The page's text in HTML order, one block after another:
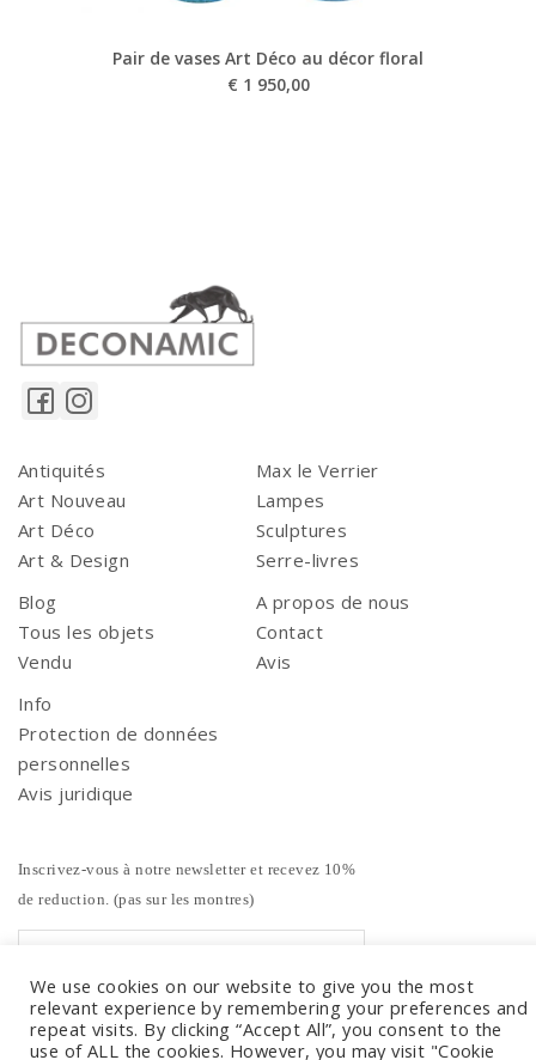
Pair de vases Art Déco au décor floral
€ 1 950,00
Antiquités
Art Nouveau
Art Déco
Art & Design
Max le Verrier
Lampes
Sculptures
Serre-livres
Blog
Tous les objets
Vendu
A propos de nous
Contact
Avis
Info
Protection de données
personnelles
Avis juridique
Inscrivez-vous à notre newsletter et recevez 10%
de reduction. (pas sur les montres)
We use cookies on our website to give you the most
relevant experience by remembering your preferences and
repeat visits. By clicking “Accept All”, you consent to the
use of ALL the cookies. However, you may visit "Cookie